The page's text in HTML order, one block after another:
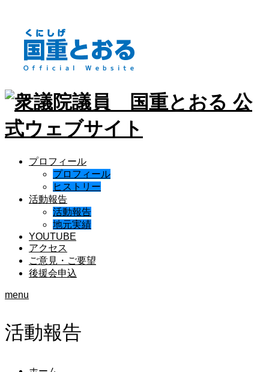
プロフィール
プロフィール
ヒストリー
活動報告
活動報告
地元実績
YOUTUBE
アクセス
ご意見・ご要望
後援会申込
menu
活動報告